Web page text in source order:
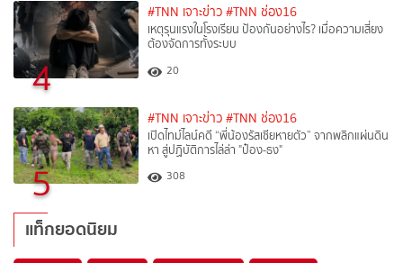
4
#TNN เจาะข่าว #TNN ช่อง16
เหตุรุนแรงในโรงเรียน ป้องกันอย่างไร? เมื่อความเสี่ยง
ต้องจัดการทั้งระบบ
20
5
#TNN เจาะข่าว #TNN ช่อง16
เปิดไทม์ไลน์คดี “พี่น้องรัสเซียหายตัว” จากพลิกแผ่นดิน
หา สู่ปฏิบัติการไล่ล่า "ป๋อง-ธง"
308
แท็กยอดนิยม